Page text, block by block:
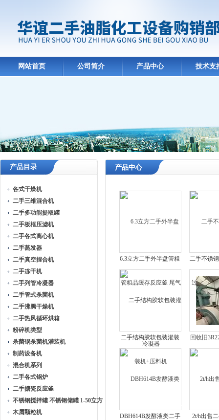
网站首页 公司简介 产品中心 技术支
产品目录
各式干燥机
二手三维混合机
二手多功能提取罐
二手板框压滤机
二手各式离心机
二手蒸发器
二手真空捏合机
二手冻干机
二手列管冷凝器
二手管式杀菌机
二手沸腾干燥机
二手热风循环烘箱
粉碎机类型
杀菌锅杀菌机灌装机
制药设备机
混合机系列
二手各式锅炉
二手搪瓷反应釜
不锈钢搅拌罐 不锈钢储罐 1-50立方
木屑颗粒机
产品中心
6.3立方二手外半盘管粗
品缓存反应釜 尾气冷凝
器
二手不锈
釜反应
二手结构胶软包装灌装
机+压料机
回收旧
​DBH614B发酵液类二手
2t/h出售